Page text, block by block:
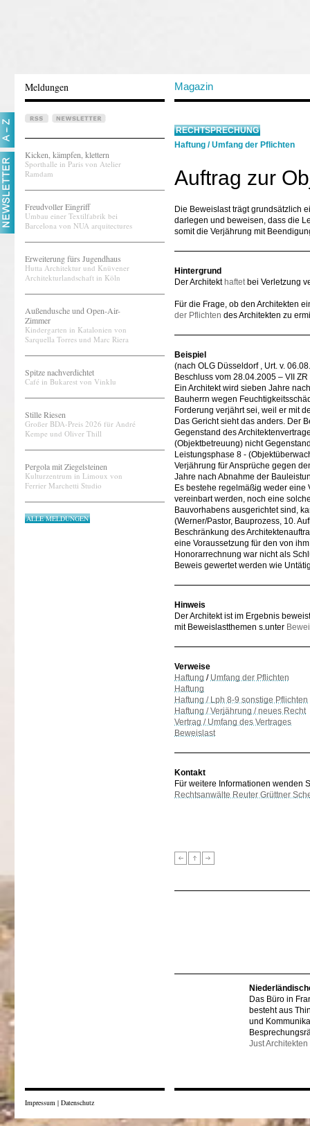
Meldungen Magazin
Kicken, kämpfen, klettern
Sporthalle in Paris von Atelier
Ramdam
Freudvoller Eingriff
Umbau einer Textilfabrik bei
Barcelona von NUA arquitectures
Erweiterung fürs Jugendhaus
Hutta Architektur und Knüvener
Architekturlandschaft in Köln
Außendusche und Open-Air-
Zimmer
Kindergarten in Katalonien von
Sarquella Torres und Marc Riera
Spitze nachverdichtet
Café in Bukarest von Vinklu
Stille Riesen
Großer BDA-Preis 2026 für André
Kempe und Oliver Thill
Pergola mit Ziegelsteinen
Kulturzentrum in Limoux von
Ferrier Marchetti Studio
ALLE MELDUNGEN
RECHTSPRECHUNG
Haftung /Umfang der Pflichten
Auftrag zur
Die Beweislast trägt grundsätzlich
darlegen und beweisen, dass die
somit die Verjährung mit
Hintergrund
Der Architekt haftetbei Verletzung
Für die Frage, ob den Architekten
der Pflichten des Architekten zu
Beispiel
(nach OLG Düsseldorf , Urt. v.
Beschluss vom 28.04.2005 – VII
Ein Architekt wird sieben Jahre
Bauherrn wegen
Forderung verjährt sei, weil er mit
Das Gericht sieht das anders. Der
Gegenstand des
(Objektbetreuung) nicht
Leistungsphase 8 -
Verjährung für Ansprüche gegen
Jahre nach Abnahme der
Es bestehe regelmäßig weder
vereinbart werden, noch eine
Bauvorhabens ausgerichtet sind,
(Werner/Pastor, Bauprozess, 10.
Beschränkung des
eine Voraussetzung für den von
Honorarrechnung war nicht als
Beweis gewertet werden wie
Hinweis
Der Architekt ist im Ergebnis
mit Beweislastthemen s.unter
Verweise
Haftung / Umfang der Pflichten
Haftung
Haftung / Lph 8-9 sonstige Pflichten
Haftung / Verjährung / neues Recht
Vertrag / Umfang des Vertrages
Beweislast
Kontakt
Für weitere Informationen wenden
Rechtsanwälte Reuter Grüttner
Das Büro in
besteht aus
und
Just Architekten
Impressum | Datenschutz